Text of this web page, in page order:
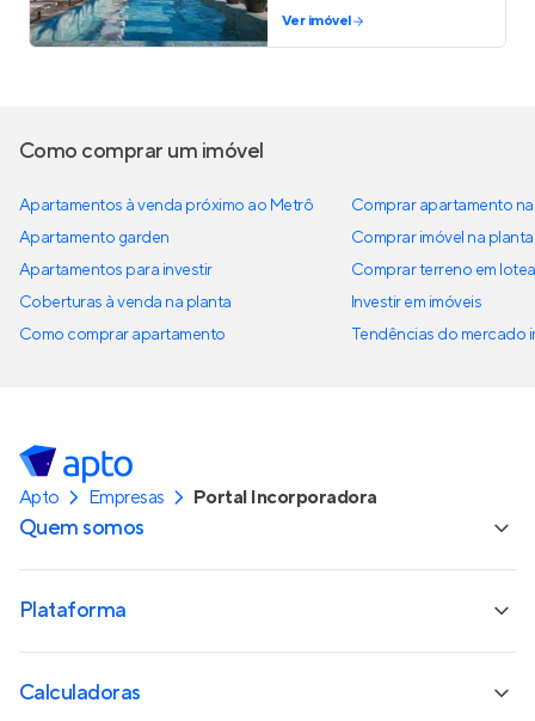
Ver imóvel
Como comprar um imóvel
Apartamentos à venda próximo ao Metrô
Apartamento garden
Apartamentos para investir
Coberturas à venda na planta
Como comprar apartamento
Comprar apartamento
Comprar imóvel na planta
Comprar terreno em
Investir em imóveis
Tendências do mercado
Apto Empresas Portal Incorporadora
Quem somos
Plataforma
Calculadoras